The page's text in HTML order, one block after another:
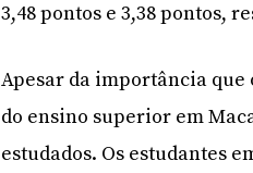
3,48 pontos e 3,38 pontos,
Apesar da importância que
do ensino superior em
estudados. Os estudantes